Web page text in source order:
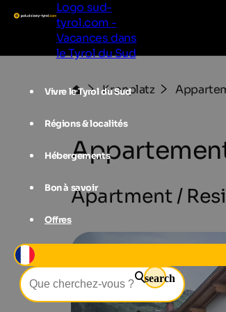
Logo sud-
tyrol.com -
Vacances dans
le Tyrol du Sud
Vivre le Tyrol du Sud
Régions & localités
Hébergements
Bon à savoir
Offres
search
Kronplatz
Apartment /